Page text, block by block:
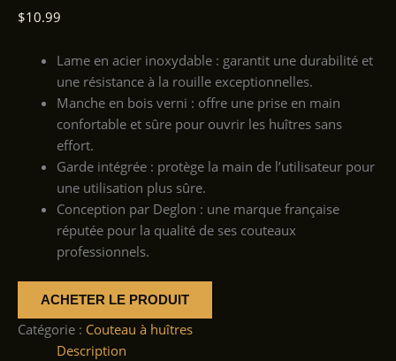
$10.99
Lame en acier inoxydable : garantit une durabilité et
une résistance à la rouille exceptionnelles.
Manche en bois verni : offre une prise en main
confortable et sûre pour ouvrir les huîtres sans
effort.
Garde intégrée : protège la main de l’utilisateur pour
une utilisation plus sûre.
Conception par Deglon : une marque française
réputée pour la qualité de ses couteaux
professionnels.
ACHETER LE PRODUIT
Catégorie : Couteau à huîtres
Description